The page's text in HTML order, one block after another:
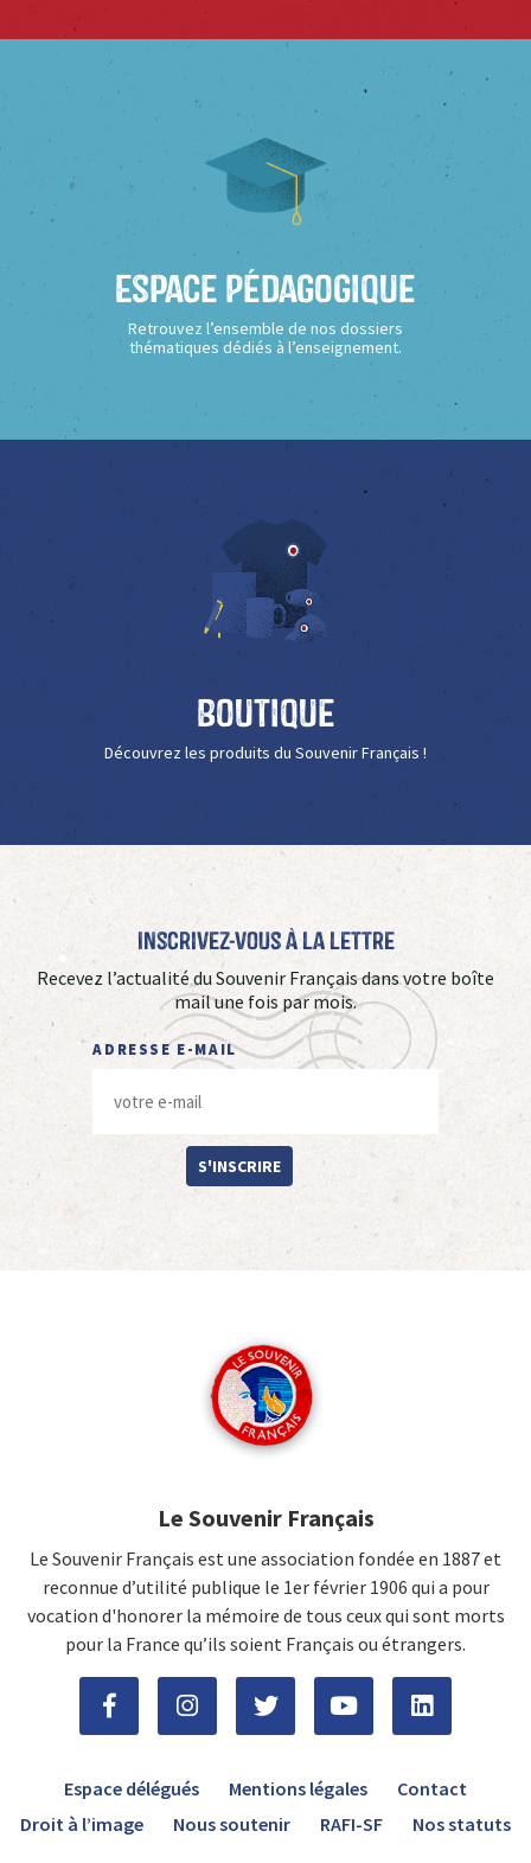
Espace Pédagogique
Retrouvez l’ensemble de nos dossiers
thématiques dédiés à l’enseignement.
Boutique
Découvrez les produits du Souvenir Français !
Inscrivez-vous à La Lettre
Recevez l’actualité du Souvenir Français dans votre boîte
mail une fois par mois.
ADRESSE E-MAIL
S'INSCRIRE
Le Souvenir Français
Le Souvenir Français est une association fondée en 1887 et
reconnue d’utilité publique le 1er février 1906 qui a pour
vocation d'honorer la mémoire de tous ceux qui sont morts
pour la France qu’ils soient Français ou étrangers.
Espace délégués Mentions légales
Contact
Droit à l’image
Nous soutenir RAFI-SF Nos statuts